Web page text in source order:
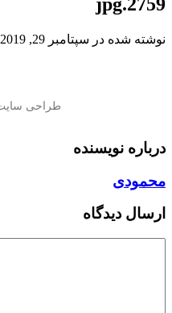
2759.jpg
نوشته شده در سپتامبر 29, 2019
درباره نویسنده
محمودی
ارسال دیدگاه